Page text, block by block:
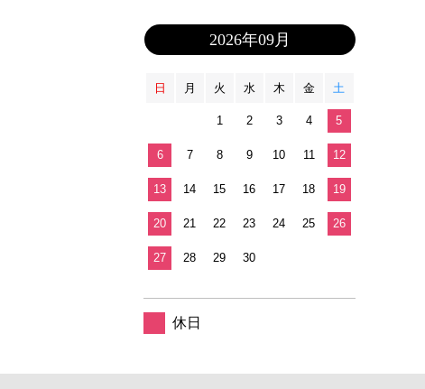
2026年09月
日 月 火 水 木 金 土
1 2 3 4 5
6 7 8 9 10 11 12
13 14 15 16 17 18 19
20 21 22 23 24 25 26
27 28 29 30
休日